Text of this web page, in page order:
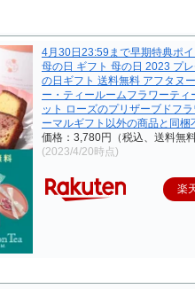
4月30日23:59まで早期特典ポ
母の日 ギフト 母の日 2023 プ
の日ギフト 送料無料 アフタヌ
ー・ティールームフラワーティ
ット ローズのプリザーブドフ
ーマルギフト以外の商品と同梱
価格：3,780円（税込、送料無
(2023/4/20時点)
楽